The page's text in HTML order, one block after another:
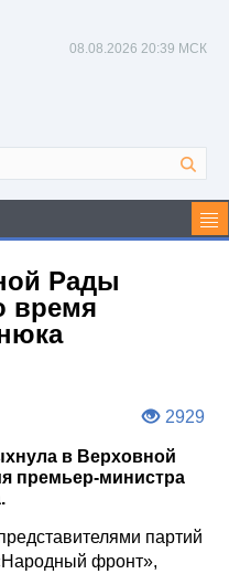
08.08.2026 20:39 МСК
Рады
время
2929
в Верховной
премьер-министра
партий
фронт»,